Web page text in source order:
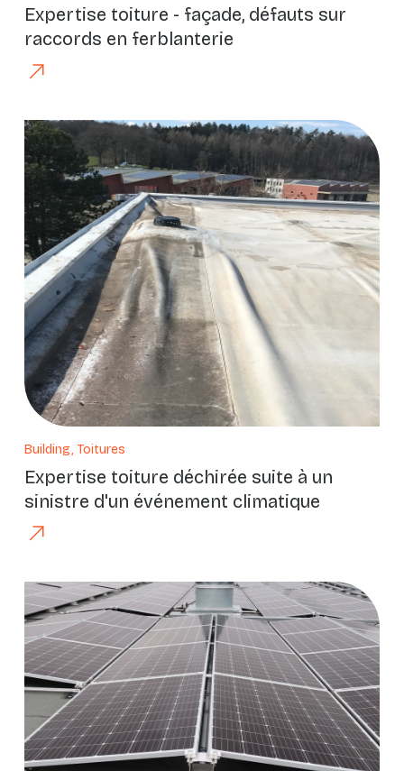
Expertise toiture - façade, défauts sur
raccords en ferblanterie
Building, Toitures
Expertise toiture déchirée suite à un
sinistre d'un événement climatique